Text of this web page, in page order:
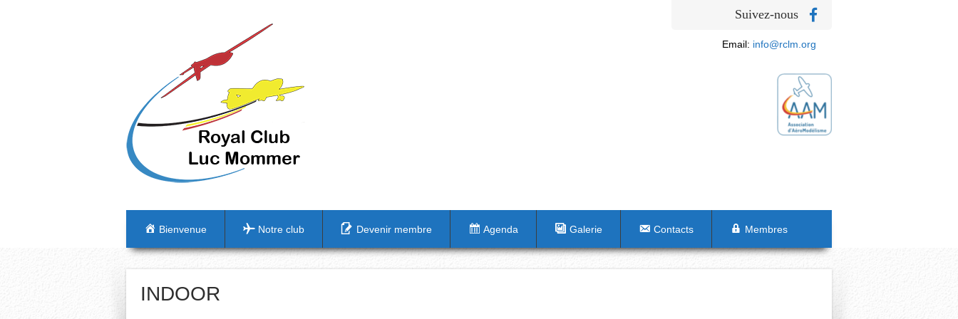
Suivez-nous
Email: info@rclm.org
Bienvenue Notre club Devenir membre Agenda Galerie Contacts Membres
INDOOR